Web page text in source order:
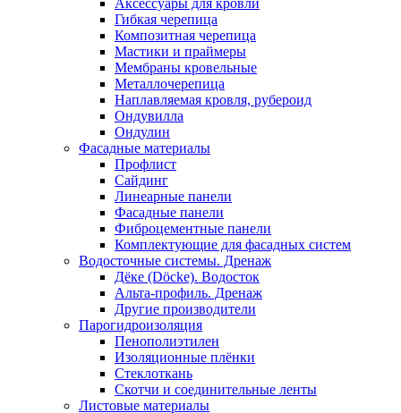
Аксессуары для кровли
Гибкая черепица
Композитная черепица
Мастики и праймеры
Мембраны кровельные
Металлочерепица
Наплавляемая кровля, рубероид
Ондувилла
Ондулин
Фасадные материалы
Профлист
Сайдинг
Линеарные панели
Фасадные панели
Фиброцементные панели
Комплектующие для фасадных систем
Водосточные системы. Дренаж
Дёке (Döcke). Водосток
Альта-профиль. Дренаж
Другие производители
Парогидроизоляция
Пенополиэтилен
Изоляционные плёнки
Стеклоткань
Скотчи и соединительные ленты
Листовые материалы